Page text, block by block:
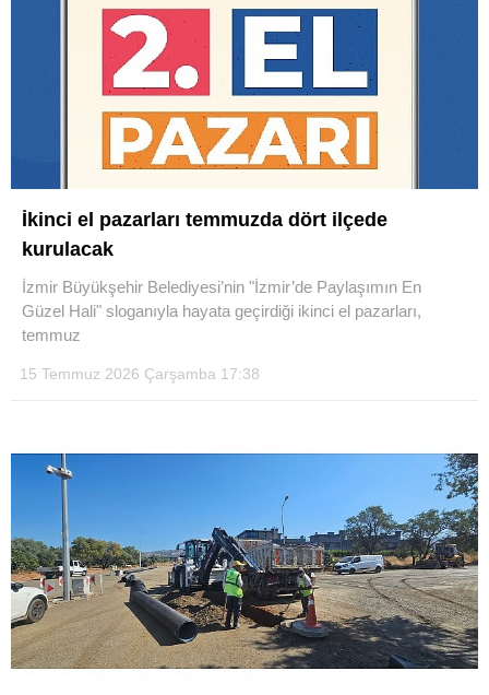
İkinci el pazarları temmuzda dört ilçede
kurulacak
İzmir Büyükşehir Belediyesi’nin "İzmir’de Paylaşımın En
Güzel Hali" sloganıyla hayata geçirdiği ikinci el pazarları,
temmuz
15 Temmuz 2026 Çarşamba 17:38